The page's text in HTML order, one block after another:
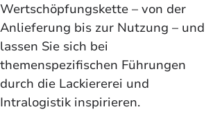
Wertschöpfungskette – von der
Anlieferung bis zur Nutzung – und
lassen Sie sich bei
themenspezifischen Führungen
durch die Lackiererei und
Intralogistik inspirieren.